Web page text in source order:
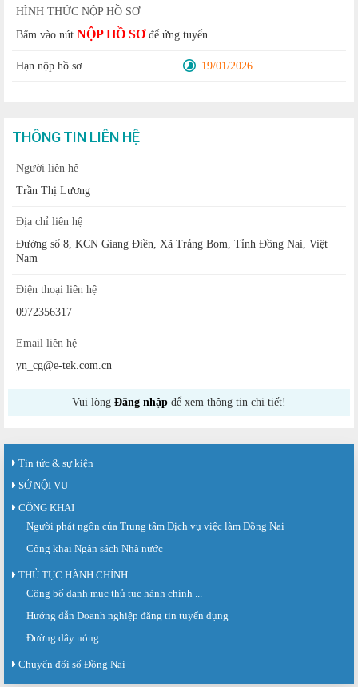
HÌNH THỨC NỘP HỒ SƠ
Bấm vào nút NỘP HỒ SƠđể ứng tuyển
Hạn nộp hồ sơ 19/01/2026
THÔNG TIN LIÊN HỆ
Người liên hệ
Trần Thị Lương
Địa chỉ liên hệ
Đường số 8, KCN Giang Điền, Xã Trảng Bom, Tỉnh Đồng Nai, Việt
Nam
Điện thoại liên hệ
0972356317
Email liên hệ
yn_cg@e-tek.com.cn
Vui lòng Đăng nhập để xem thông tin chi tiết!
Tin tức & sự kiện
SỞ NỘI VỤ
CÔNG KHAI
Người phát ngôn của Trung tâm Dịch vụ việc làm Đồng Nai
Công khai Ngân sách Nhà nước
THỦ TỤC HÀNH CHÍNH
Công bố danh mục thủ tục hành chính ...
Hướng dẫn Doanh nghiệp đăng tin tuyển dụng
Đường dây nóng
Chuyển đổi số Đồng Nai
Sàn giao dịch việc làm lần thứ 08 năm 2026: Hơn 4.300 cơ hội...
Sáng ngày 03/8/2026, Trung tâm Dịch vụ việc làm Đồng Nai tổ chức Sàn giao
dịch việc làm lần thứ 08...
Báo cáo kết quả tổ chức Sàn giao dịch việc làm lần thứ 08/2026 ngày 03